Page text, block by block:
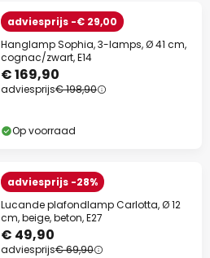
adviesprijs -€ 29,00
Hanglamp Sophia, 3-lamps, Ø 41 cm,
cognac/zwart, E14
€ 169,90
adviesprijs€ 198,90
Op voorraad
adviesprijs -28%
Lucande plafondlamp Carlotta, Ø 12
cm, beige, beton, E27
€ 49,90
adviesprijs€ 69,90